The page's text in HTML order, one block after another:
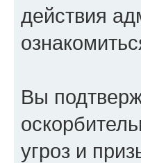
действия
Вы
угроз и